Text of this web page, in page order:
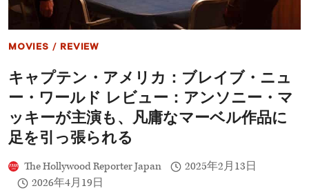
ー：
終
で
リ
ジ
ッ
ト
再
び
輝
MOVIES / REVIEW
キャプテン・アメリカ：ブレイブ・ニュ
ー・ワールド レビュー：アンソニー・マ
ッキーが主演も、凡庸なマーベル作品に
足を引っ張られる
The Hollywood Reporter Japan
2025年2月13日
2026年4月19日